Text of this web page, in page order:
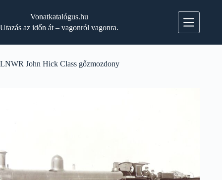
Vonatkatalógus.hu
Utazás az időn át – vagonról vagonra.
LNWR John Hick Class gőzmozdony